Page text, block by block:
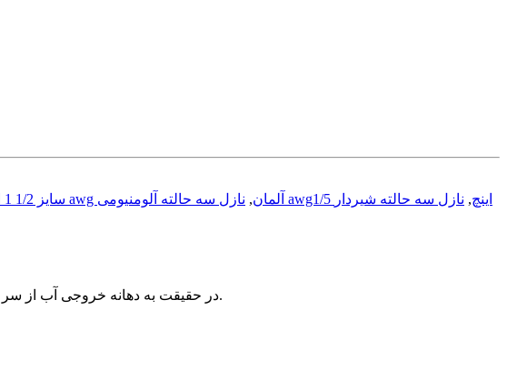
قیمت نازل شیردار سه حالته awg سایز 1/2 1 اینچ نازل تمام فلزی سایز 1/5 اینچ awg آلمان, نازل سه حالته آلومنیومی awg1/5 اینچ, نازل سه حالته شیردار
در حقیقت به دهانه خروجی آب از سرتبدیل انرژي فشاري آب به انرژي جنبشی براي ایجاد پرتاب مناسب است.